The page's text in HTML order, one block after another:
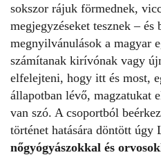
sokszor rájuk förmednek,
megjegyzéseket tesznek – és
megnyilvánulások a magyar
számítanak kirívónak vagy
elfelejteni, hogy itt és most,
állapotban lévő, magzatukat
van szó. A csoportból
történet hatására döntött
nőgyógyászokkal és